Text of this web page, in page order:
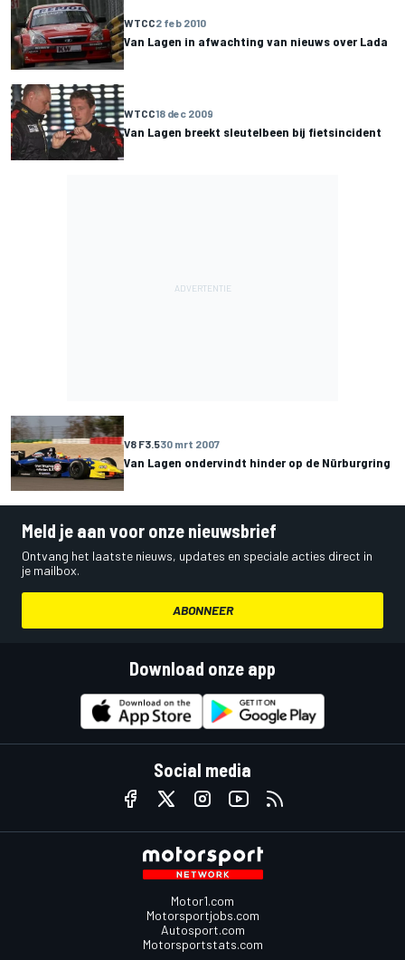
WTCC2 feb 2010
Van Lagen in afwachting van nieuws over Lada
WTCC18 dec 2009
Van Lagen breekt sleutelbeen bij fietsincident
V8 F3.530 mrt 2007
Van Lagen ondervindt hinder op de Nürburgring
Meld je aan voor onze nieuwsbrief
Ontvang het laatste nieuws, updates en speciale acties direct in
je mailbox.
ABONNEER
Download onze app
Social media
Motor1.com
Motorsportjobs.com
Autosport.com
Motorsportstats.com